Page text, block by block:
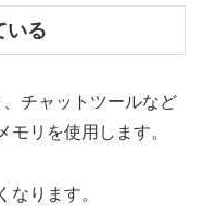
いる
チャットツールなど
モリを使用します。
なります。